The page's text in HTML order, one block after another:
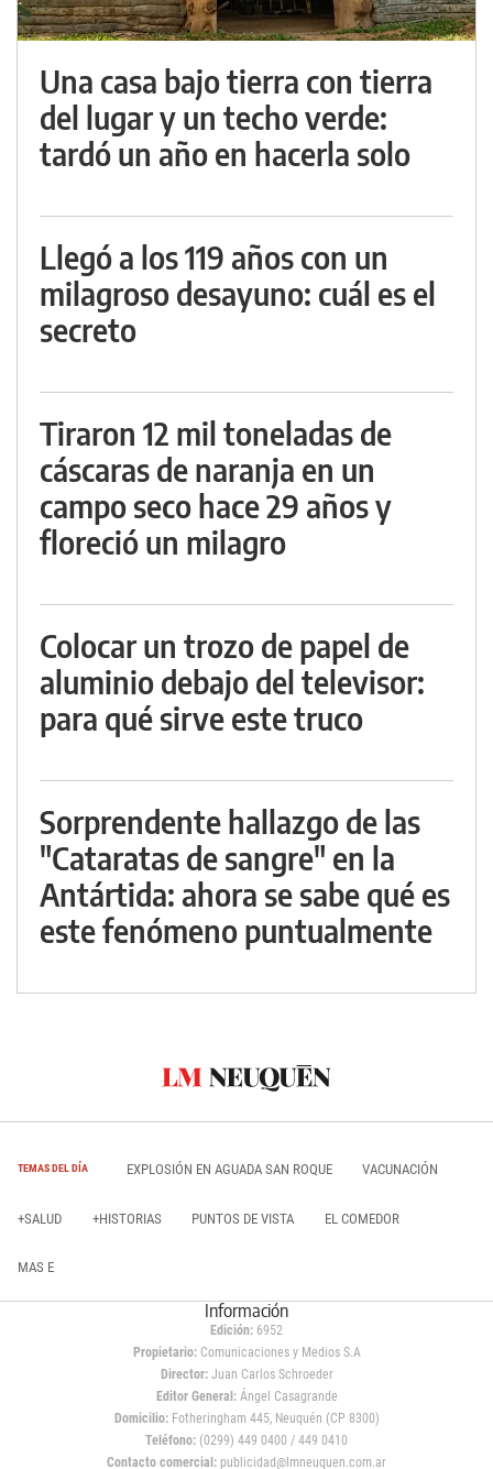
Una casa bajo tierra con tierra
del lugar y un techo verde:
tardó un año en hacerla solo
Llegó a los 119 años con un
milagroso desayuno: cuál es el
secreto
Tiraron 12 mil toneladas de
cáscaras de naranja en un
campo seco hace 29 años y
floreció un milagro
Colocar un trozo de papel de
aluminio debajo del televisor:
para qué sirve este truco
Sorprendente hallazgo de las
"Cataratas de sangre" en la
Antártida: ahora se sabe qué es
este fenómeno puntualmente
TEMAS DEL DÍA EXPLOSIÓN EN AGUADA SAN ROQUE VACUNACIÓN
+SALUD +HISTORIAS PUNTOS DE VISTA EL COMEDOR
MAS E
Información
Edición: 6952
Propietario:Comunicaciones y Medios S.A
Director: Juan Carlos Schroeder
Editor General:Ángel Casagrande
Domicilio:Fotheringham 445, Neuquén (CP 8300)
Teléfono: (0299) 449 0400 / 449 0410
Contacto comercial: publicidad@lmneuquen.com.ar